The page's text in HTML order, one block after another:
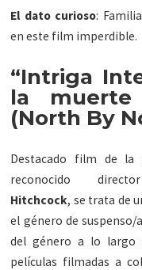
El dato curioso:
en este film imperdible.
“Intriga
la muerte
(North By
Destacado film de la
reconocido
Hitchcock, se trata de
el género de
del género a lo largo
películas filmadas a